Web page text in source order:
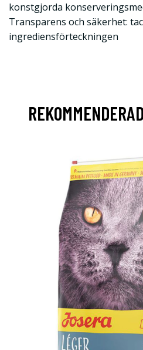
konstgjorda
Transparens och säkerhet:
ingrediensförteckningen